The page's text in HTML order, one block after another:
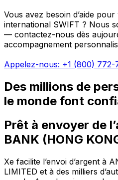
Vous avez besoin d’aide
international SWIFT ? Nous
— contactez-nous dès
accompagnement
Appelez-nous: +1 (800) 772-
Des millions de
le monde font
Prêt à envoyer de
BANK (HONG
Xe facilite l’envoi d’argent à
LIMITED et à des milliers